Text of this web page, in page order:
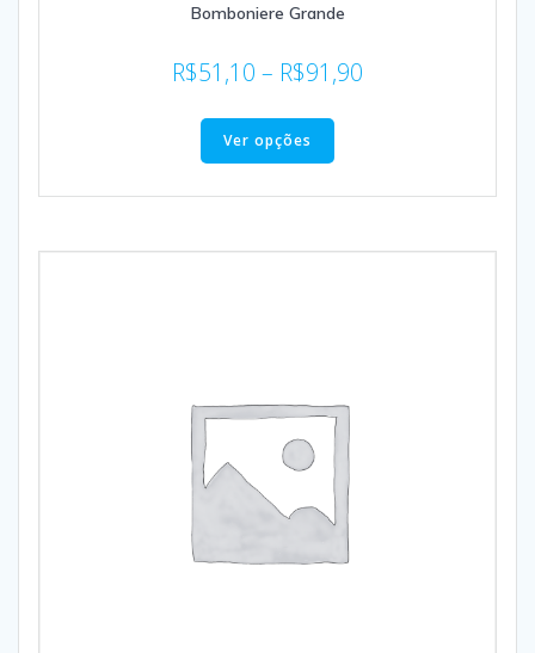
Bomboniere Grande
R$51,10 – R$91,90
Ver opções